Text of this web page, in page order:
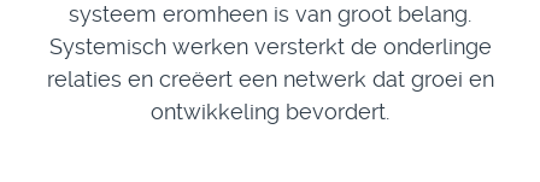
systeem eromheen is van groot belang.
Systemisch werken versterkt de onderlinge
relaties en creëert een netwerk dat groei en
ontwikkeling bevordert.